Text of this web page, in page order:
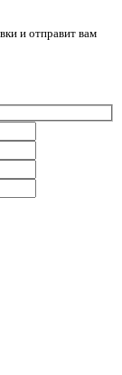
и отправит вам